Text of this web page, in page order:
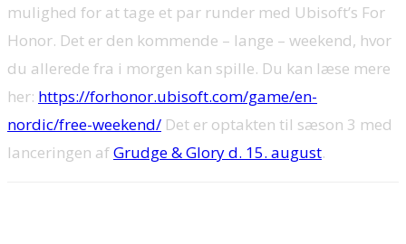
mulighed for at tage et par runder med Ubisoft’s For
Honor. Det er den kommende – lange – weekend, hvor
du allerede fra i morgen kan spille. Du kan læse mere
her: https://forhonor.ubisoft.com/game/en-
nordic/free-weekend/ Det er optakten til sæson 3 med
lanceringen afGrudge & Glory d. 15. august.